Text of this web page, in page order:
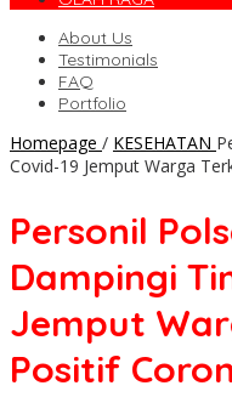
About Us
Testimonials
FAQ
Portfolio
Homepage / KESEHATAN
Covid-19 Jemput Warga
Personil
Dampingi
Jemput
Positif